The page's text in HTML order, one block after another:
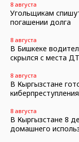
8 августа
Угольщикам
погашении долга
8 августа
В Бишкеке
скрылся с места
8 августа
В Кыргызстане
8 августа
В Кыргызстане 8
домашнего